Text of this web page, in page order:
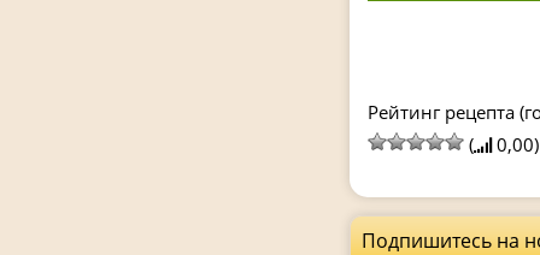
Рейтинг рецепта
(
0,00)
Подпишитесь на